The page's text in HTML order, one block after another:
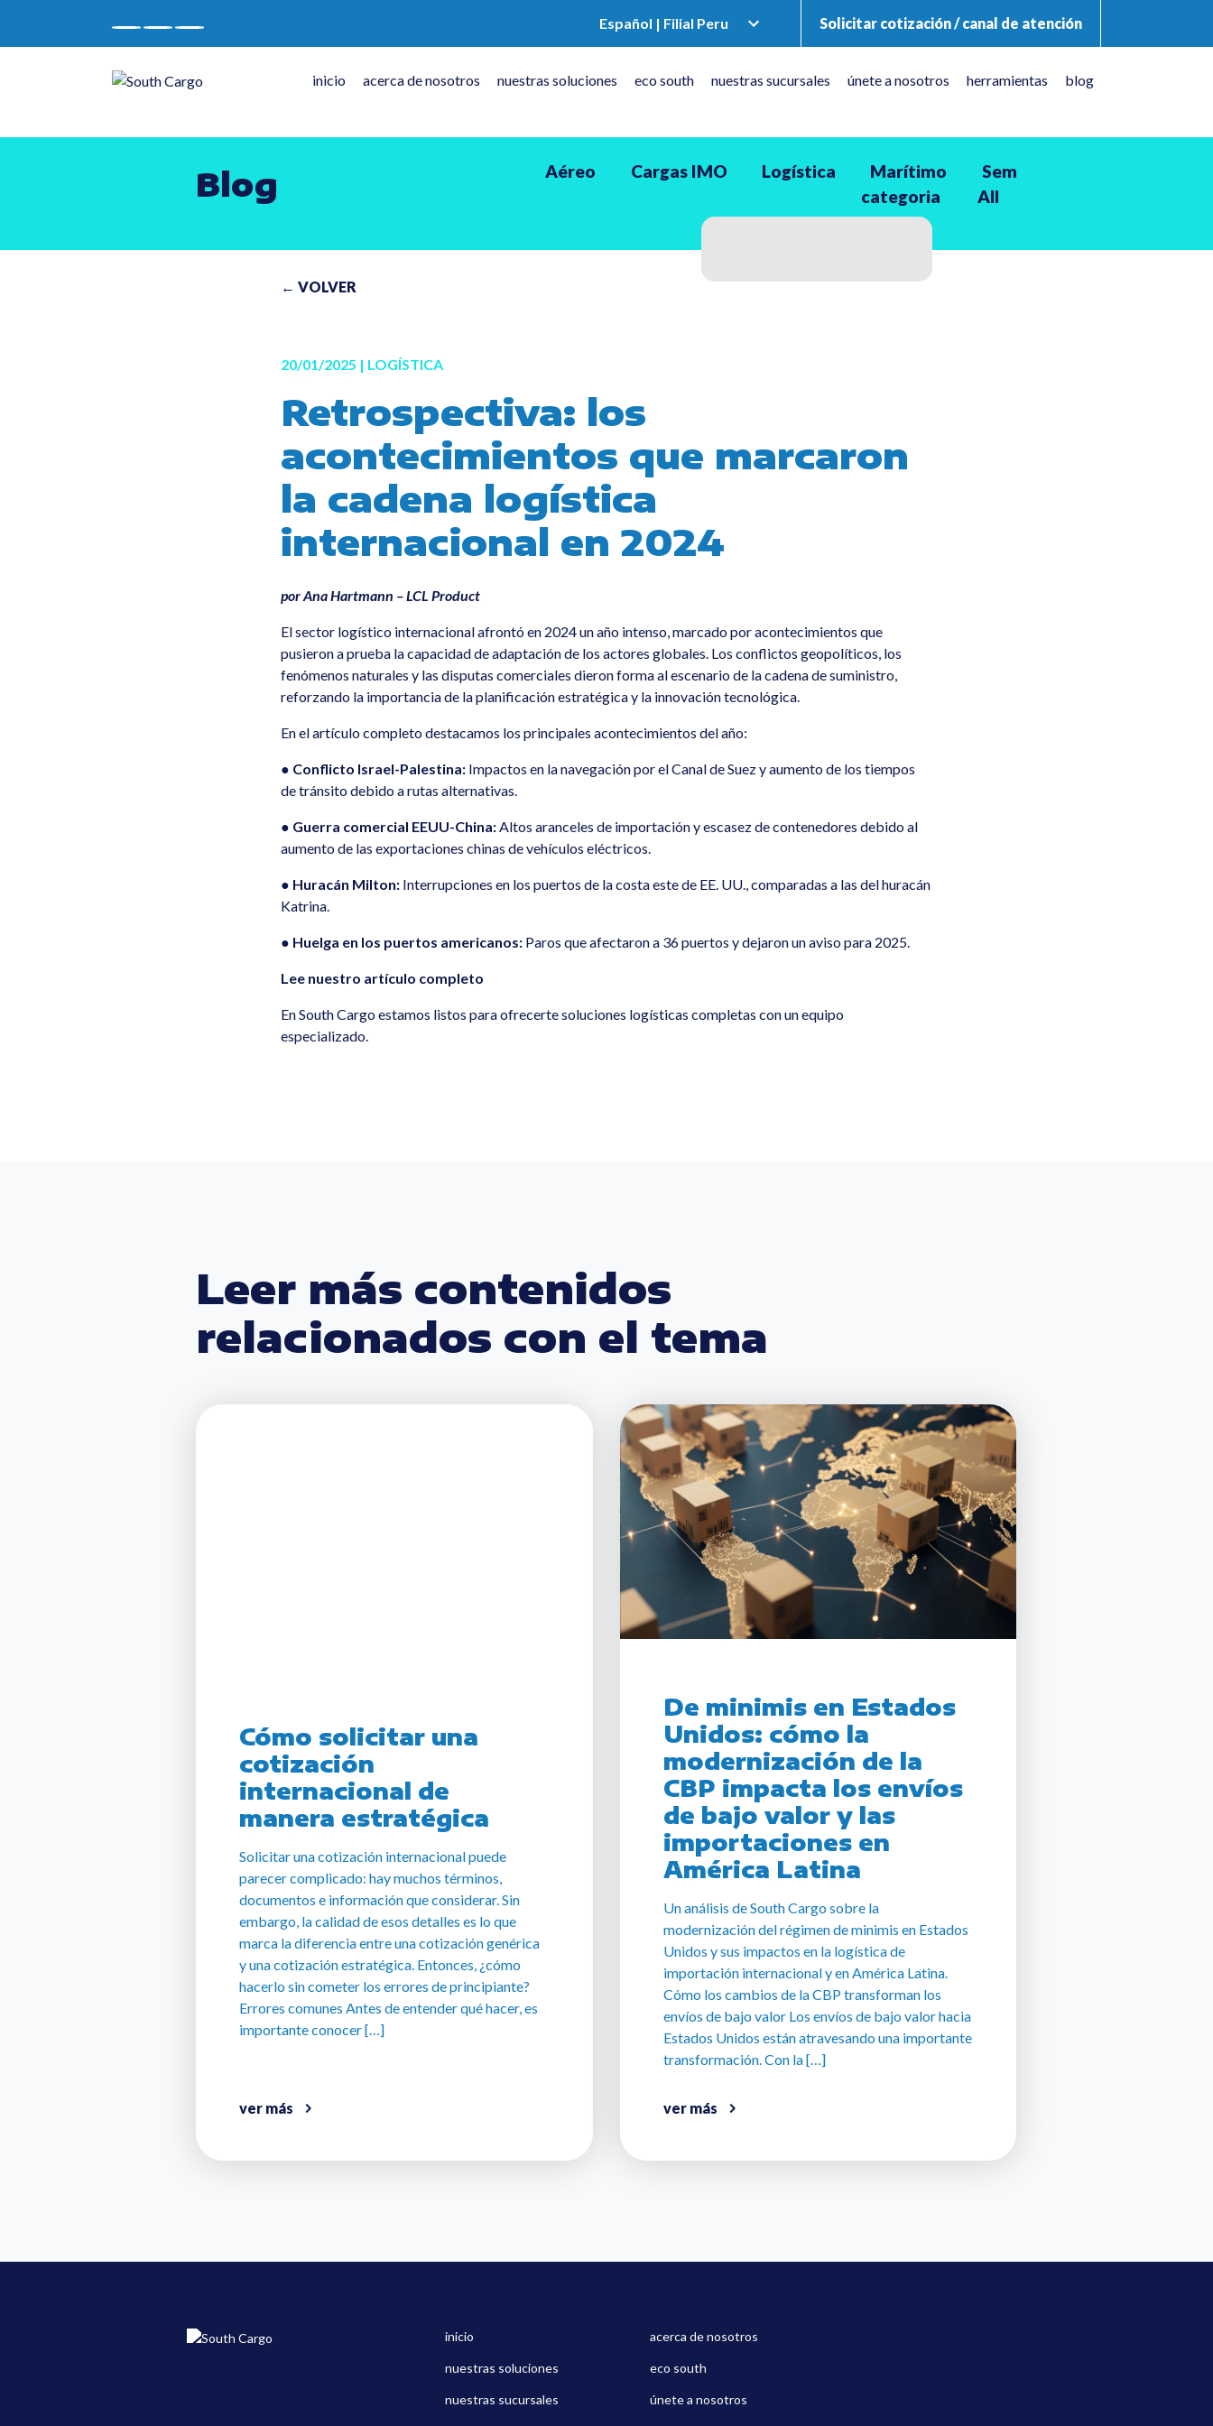
Solicitar cotización / canal de atención
inicio acerca de nosotros nuestras soluciones eco south nuestras sucursales únete a nosotros herramientas blog
Blog Aéreo Cargas IMO Logística Marítimo
Sem
categoria
All
← VOLVER
20/01/2025 | LOGÍSTICA
Retrospectiva: los
acontecimientos que marcaron
la cadena logística
internacional en 2024
por Ana Hartmann – LCL Product
El sector logístico internacional afrontó en 2024 un año intenso, marcado por acontecimientos que
pusieron a prueba la capacidad de adaptación de los actores globales. Los conflictos geopolíticos, los
fenómenos naturales y las disputas comerciales dieron forma al escenario de la cadena de suministro,
reforzando la importancia de la planificación estratégica y la innovación tecnológica.
En el artículo completo destacamos los principales acontecimientos del año:
● Conflicto Israel-Palestina:Impactos en la navegación por el Canal de Suez y aumento de los tiempos
de tránsito debido a rutas alternativas.
● Guerra comercial EEUU-China:Altos aranceles de importación y escasez de contenedores debido al
aumento de las exportaciones chinas de vehículos eléctricos.
● Huracán Milton:Interrupciones en los puertos de la costa este de EE. UU., comparadas a las del huracán
Katrina.
● Huelga en los puertos americanos:Paros que afectaron a 36 puertos y dejaron un aviso para 2025.
Lee nuestro artículo completo
En South Cargo estamos listos para ofrecerte soluciones logísticas completas con un equipo
especializado.
Leer más contenidos
relacionados con el tema
Cómo solicitar una
cotización
internacional de
manera estratégica
Solicitar una cotización internacional puede
parecer complicado: hay muchos términos,
documentos e información que considerar. Sin
embargo, la calidad de esos detalles es lo que
marca la diferencia entre una cotización genérica
y una cotización estratégica. Entonces, ¿cómo
hacerlo sin cometer los errores de principiante?
Errores comunes Antes de entender qué hacer, es
importante conocer […]
ver más
De minimis en Estados
Unidos: cómo la
modernización de la
CBP impacta los envíos
de bajo valor y las
importaciones en
América Latina
Un análisis de South Cargo sobre la
modernización del régimen de minimis en Estados
Unidos y sus impactos en la logística de
importación internacional y en América Latina.
Cómo los cambios de la CBP transforman los
envíos de bajo valor Los envíos de bajo valor hacia
Estados Unidos están atravesando una importante
transformación. Con la […]
ver más
inicio acerca de nosotros
nuestras soluciones eco south
nuestras sucursales únete a nosotros